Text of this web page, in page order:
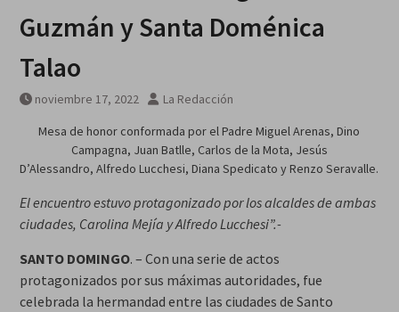
Guzmán y Santa Doménica
Talao
noviembre 17, 2022
La Redacción
Mesa de honor conformada por el Padre Miguel Arenas, Dino
Campagna, Juan Batlle, Carlos de la Mota, Jesús
D’Alessandro, Alfredo Lucchesi, Diana Spedicato y Renzo Seravalle.
El encuentro estuvo protagonizado por los alcaldes de ambas
ciudades, Carolina Mejía y Alfredo Lucchesi”.-
SANTO DOMINGO. – Con una serie de actos
protagonizados por sus máximas autoridades, fue
celebrada la hermandad entre las ciudades de Santo